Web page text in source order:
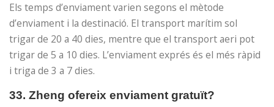
Els temps d’enviament varien segons el mètode
d’enviament i la destinació. El transport marítim sol
trigar de 20 a 40 dies, mentre que el transport aeri pot
trigar de 5 a 10 dies. L’enviament exprés és el més ràpid
i triga de 3 a 7 dies.
33. Zheng ofereix enviament gratuït?